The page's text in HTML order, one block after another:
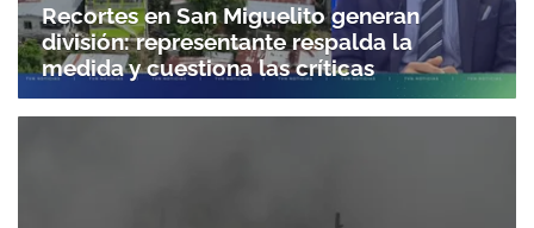
Recortes en San Miguelito generan
división: representante respalda la
medida y cuestiona las críticas